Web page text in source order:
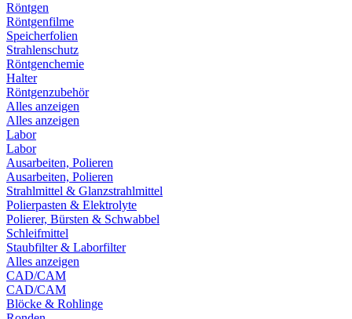
Röntgen
Röntgenfilme
Speicherfolien
Strahlenschutz
Röntgenchemie
Halter
Röntgenzubehör
Alles anzeigen
Alles anzeigen
Labor
Labor
Ausarbeiten, Polieren
Ausarbeiten, Polieren
Strahlmittel & Glanzstrahlmittel
Polierpasten & Elektrolyte
Polierer, Bürsten & Schwabbel
Schleifmittel
Staubfilter & Laborfilter
Alles anzeigen
CAD/CAM
CAD/CAM
Blöcke & Rohlinge